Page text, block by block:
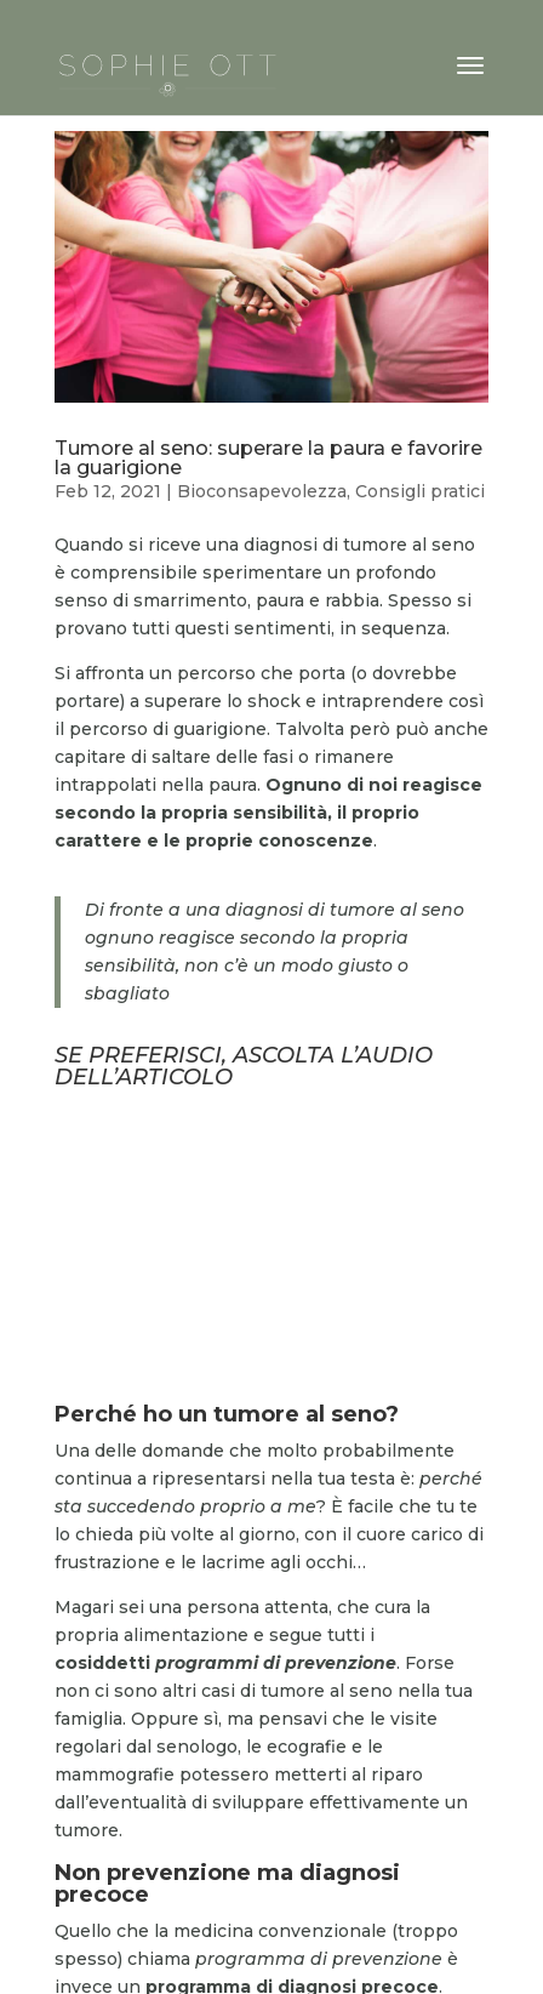
Tumore al seno: superare la paura e favorire
la guarigione
Feb 12, 2021 | Bioconsapevolezza, Consigli pratici
Quando si riceve una diagnosi di tumore al seno
è comprensibile sperimentare un profondo
senso di smarrimento, paura e rabbia. Spesso si
provano tutti questi sentimenti, in sequenza.
Si affronta un percorso che porta (o dovrebbe
portare) a superare lo shock e intraprendere così
il percorso di guarigione. Talvolta però può anche
capitare di saltare delle fasi o rimanere
intrappolati nella paura. Ognuno di noi reagisce
secondo la propria sensibilità, il proprio
carattere e le proprie conoscenze.
Di fronte a una diagnosi di tumore al seno
ognuno reagisce secondo la propria
sensibilità, non c’è un modo giusto o
sbagliato
SE PREFERISCI, ASCOLTA L’AUDIO
DELL’ARTICOLO
Perché ho un tumore al seno?
Una delle domande che molto probabilmente
continua a ripresentarsi nella tua testa è: perché
sta succedendo proprio a me? È facile che tu te
lo chieda più volte al giorno, con il cuore carico di
frustrazione e le lacrime agli occhi…
Magari sei una persona attenta, che cura la
propria alimentazione e segue tutti i
cosiddetti programmi di prevenzione. Forse
non ci sono altri casi di tumore al seno nella tua
famiglia. Oppure sì, ma pensavi che le visite
regolari dal senologo, le ecografie e le
mammografie potessero metterti al riparo
dall’eventualità di sviluppare effettivamente un
tumore.
Non prevenzione ma diagnosi
precoce
Quello che la medicina convenzionale (troppo
spesso) chiama programma di prevenzione è
invece un programma di diagnosi precoce.